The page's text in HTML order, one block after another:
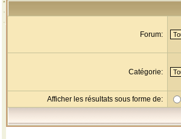
Forum:
Catégorie:
Afficher les résultats sous forme de: